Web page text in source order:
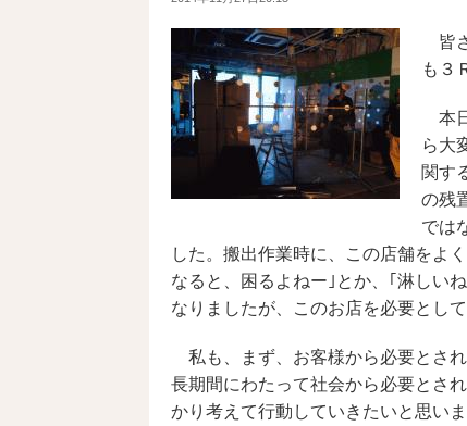
社会活動
皆
も３
本
ら大
関す
の残
では
した。搬出作業時に、この店舗をよ
なると、困るよねー｣とか、｢淋しい
なりましたが、このお店を必要とし
私も、まず、お客様から必要とさ
長期間にわたって社会から必要とさ
かり考えて行動していきたいと思いま